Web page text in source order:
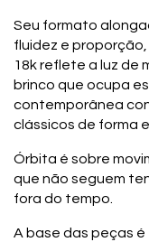
Seu formato
fluidez e
18k reflete a luz de
brinco que ocupa
contemporânea
clássicos de forma
Órbita é sobre
que não seguem
fora do tempo.
A base das peças